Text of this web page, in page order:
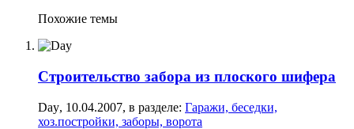
Похожие темы
Строительство забора из плоского шифера
Day, 10.04.2007, в разделе: Гаражи, беседки,
хоз.постройки, заборы, ворота